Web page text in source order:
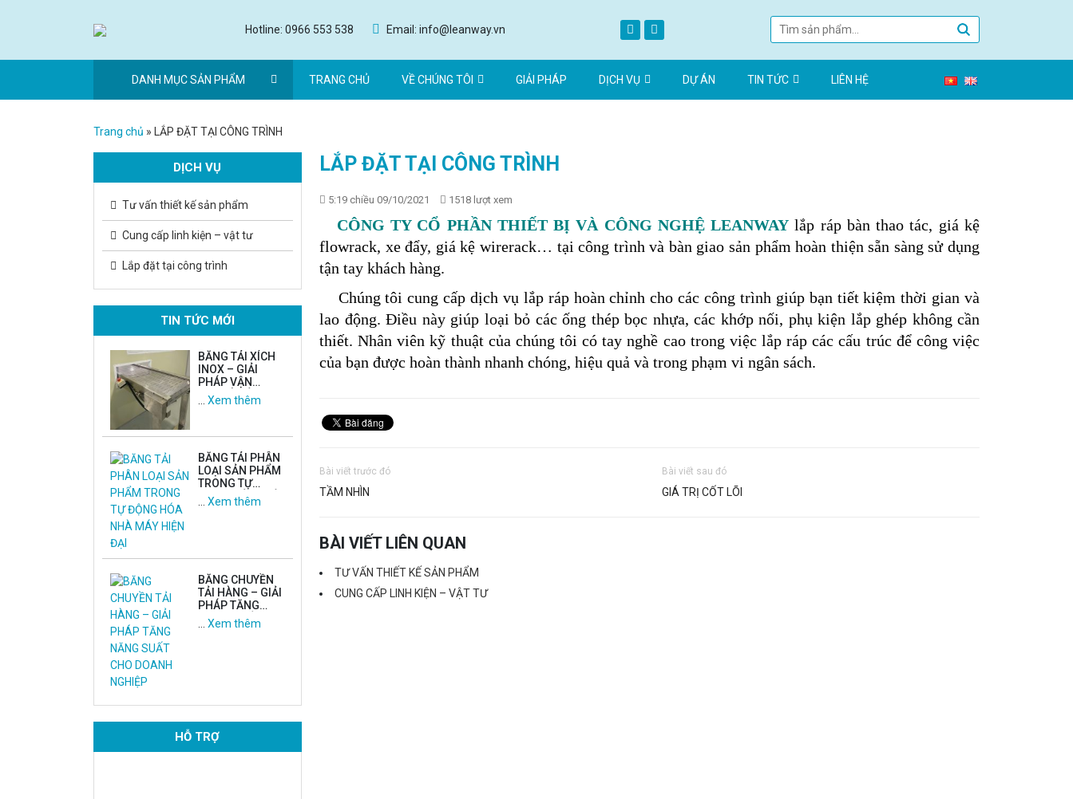
Hotline: 0966 553 538 Email: info@leanway.vn
DANH MỤC SẢN PHẨM TRANG CHỦ VỀ CHÚNG TÔI GIẢI PHÁP DỊCH VỤ DỰ ÁN TIN TỨC LIÊN HỆ
Trang chủ » LẮP ĐẶT TẠI CÔNG TRÌNH
LẮP ĐẶT TẠI CÔNG TRÌNH
5:19 chiều 09/10/2021 1518 lượt xem
CÔNG TY CỔ PHẦN THIẾT BỊ VÀ CÔNG NGHỆ LEANWAY lắp ráp bàn thao tác, giá kệ
flowrack, xe đẩy, giá kệ wirerack… tại công trình và bàn giao sản phẩm hoàn thiện sẵn sàng sử dụng
tận tay khách hàng.
Chúng tôi cung cấp dịch vụ lắp ráp hoàn chỉnh cho các công trình giúp bạn tiết kiệm thời gian và
lao động. Điều này giúp loại bỏ các ống thép bọc nhựa, các khớp nối, phụ kiện lắp ghép không cần
thiết. Nhân viên kỹ thuật của chúng tôi có tay nghề cao trong việc lắp ráp các cấu trúc để công việc
của bạn được hoàn thành nhanh chóng, hiệu quả và trong phạm vi ngân sách.
Bài viết trước đó
TẦM NHÌN
Bài viết sau đó
GIÁ TRỊ CỐT LÕI
BÀI VIẾT LIÊN QUAN
TƯ VẤN THIẾT KẾ SẢN PHẨM
CUNG CẤP LINH KIỆN – VẬT TƯ
DỊCH VỤ
Tư vấn thiết kế sản phẩm
Cung cấp linh kiện – vật tư
Lắp đặt tại công trình
TIN TỨC MỚI
BĂNG TẢI XÍCH
INOX – GIẢI
PHÁP VẬN
CHUYỂN ỔN
ĐỊNH, CHỐNG
Xem thêm
BĂNG TẢI PHÂN
LOẠI SẢN PHẨM
TRONG TỰ
ĐỘNG HÓA NHÀ
MÁY HIỆN ĐẠI
Xem thêm
BĂNG CHUYỀN
TẢI HÀNG – GIẢI
PHÁP TĂNG
NĂNG SUẤT
CHO DOANH
Xem thêm
HỖ TRỢ